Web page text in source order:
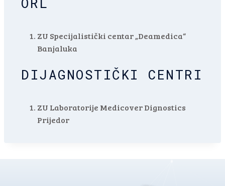
ZU Specijalistički centar „Deamedica“
Banjaluka
DIJAGNOSTIČKI CENTRI
ZU Laboratorije Medicover Dignostics
Prijedor